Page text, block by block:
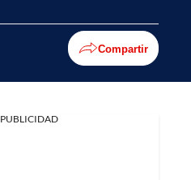
Compartir
PUBLICIDAD